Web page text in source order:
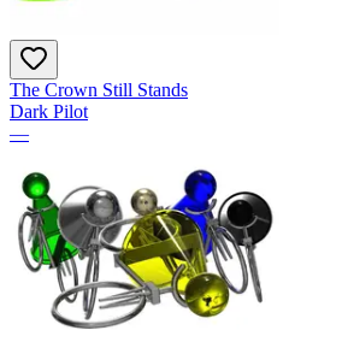
The Crown Still Stands
Dark Pilot
—